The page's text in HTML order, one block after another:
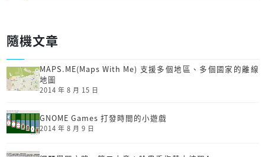
隨機文章
MAPS.ME(Maps With Me) 支援多個地區、多個國家的離線
地圖
2014 年 8 月 15 日
GNOME Games 打發時間的小遊戲
2014 年 8 月 9 日